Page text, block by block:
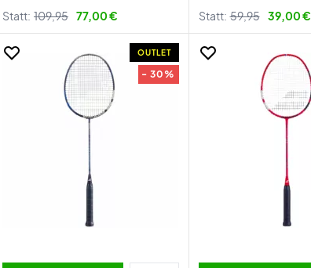
Statt: 109,95 77,00 €
Statt: 59,95 39,00 €
OUTLET
- 30%